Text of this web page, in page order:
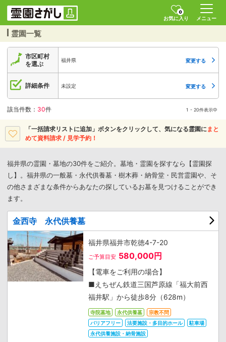
0
お気に入り
メニュー
霊園一覧
市区町村
を選ぶ
福井県 変更する
詳細条件 未設定 変更する
該当件数： 30件 1 - 20件表示中
「一括請求リストに追加」ボタンをクリックして、 気になる霊園にまと
めて資料請求 / 見学予約！
福井県の霊園・墓地の30件をご紹介。墓地・霊園を探すなら【霊園探
し】。福井県の一般墓・永代供養墓・樹木葬・納骨堂・民営霊園や、そ
の他さまざまな条件からあなたの探しているお墓を見つけることができ
ます。
金西寺 永代供養墓
福井県福井市乾徳4-7-20
ご予算目安 580,000円
【電車をご利用の場合】
■えちぜん鉄道三国芦原線「福大前西
福井駅」から徒歩8分（628m）
寺院墓地 永代供養墓
宗教不問
バリアフリー
法要施設・多目的ホール
駐車場
永代供養施設・納骨施設